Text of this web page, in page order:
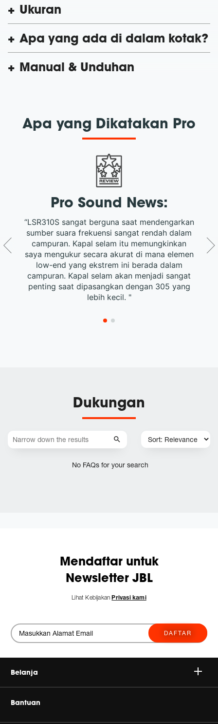
Ukuran
Apa yang ada di dalam kotak?
Manual & Unduhan
Apa yang Dikatakan Pro
Pro Sound News:
“LSR310S sangat berguna saat mendengarkan
sumber suara frekuensi sangat rendah dalam
campuran. Kapal selam itu memungkinkan
saya mengukur secara akurat di mana elemen
low-end yang ekstrem ini berada dalam
campuran. Kapal selam akan menjadi sangat
penting saat dipasangkan dengan 305 yang
lebih kecil. "
Dukungan
No FAQs for your search
Mendaftar untuk
Newsletter JBL
Lihat KebijakanPrivasi kami
DAFTAR
Belanja
Nirkabel
Bantuan